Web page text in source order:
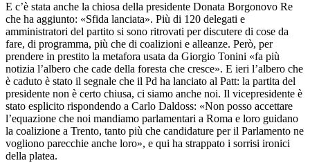
E c’è stata anche la chiosa della presidente Donata Borgonovo Re
che ha aggiunto: «Sfida lanciata». Più di 120 delegati e
amministratori del partito si sono ritrovati per discutere di cose da
fare, di programma, più che di coalizioni e alleanze. Però, per
prendere in prestito la metafora usata da Giorgio Tonini «fa più
notizia l’albero che cade della foresta che cresce». E ieri l’albero che
è caduto è stato il segnale che il Pd ha lanciato al Patt: la partita del
presidente non è certo chiusa, ci siamo anche noi. Il vicepresidente è
stato esplicito rispondendo a Carlo Daldoss: «Non posso accettare
l’equazione che noi mandiamo parlamentari a Roma e loro guidano
la coalizione a Trento, tanto più che candidature per il Parlamento ne
vogliono parecchie anche loro», e qui ha strappato i sorrisi ironici
della platea.